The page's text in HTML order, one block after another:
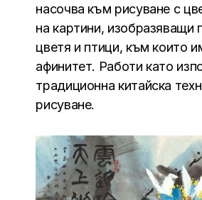
насочва към рисуване с
на картини, изобразяващи
цветя и птици, към които
афинитет. Работи като
традиционна китайска
рисуване.